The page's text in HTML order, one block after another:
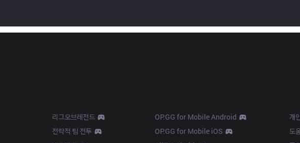
리그오브레전드
전략적 팀 전투
OP.GG for Mobile Android
OP.GG for Mobile iOS
개
도